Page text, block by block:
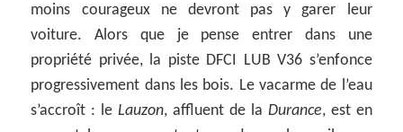
moins courageux ne devront pas y garer leur
voiture. Alors que je pense entrer dans une
propriété privée, la piste DFCI LUB V36 s’enfonce
progressivement dans les bois. Le vacarme de l’eau
s’accroît : leLauzon, affluent de la Durance, est en